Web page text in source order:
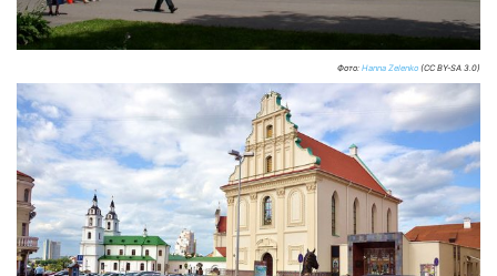
Фото: Hanna Zelenko (CC BY-SA 3.0)